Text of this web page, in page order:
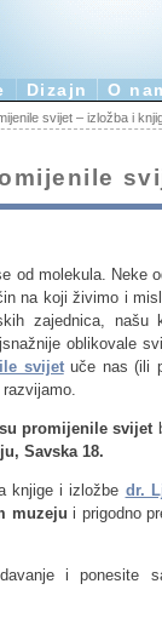
Dizajn O
svijet – izložba i
od molekula. Neke
na koji živimo i
zajednica, našu
oblikovale
svijetuče nas (ili
promijenile svijet
Savska 18.
knjige i izložbe dr.
muzeju i prigodno
i ponesite